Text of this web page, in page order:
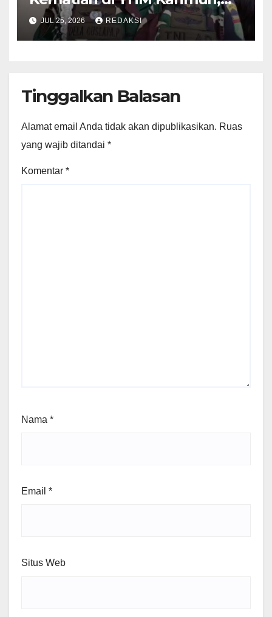
Oknum Perwira TNI Resmi
Jadi Tersangka
JUL 25, 2026 REDAKSI
Tinggalkan Balasan
Alamat email Anda tidak akan dipublikasikan. Ruas
yang wajib ditandai *
Komentar *
Nama *
Email *
Situs Web